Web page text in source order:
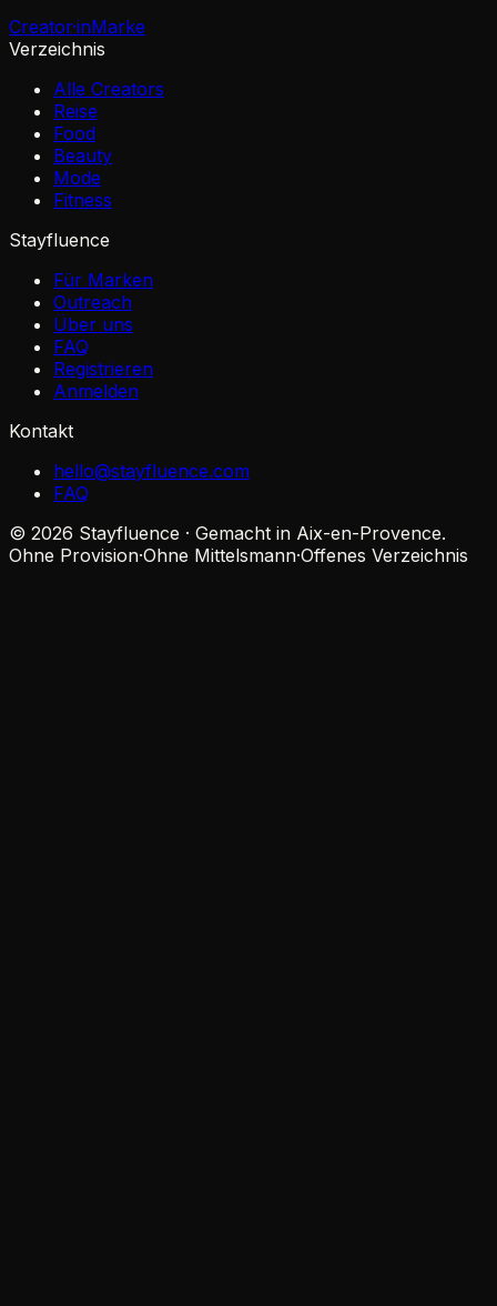
Creator·inMarke
Verzeichnis
Alle Creators
Reise
Food
Beauty
Mode
Fitness
Stayfluence
Für Marken
Outreach
Über uns
FAQ
Registrieren
Anmelden
Kontakt
hello@stayfluence.com
FAQ
© 2026 Stayfluence · Gemacht in Aix-en-Provence.
Ohne Provision·Ohne Mittelsmann·Offenes Verzeichnis